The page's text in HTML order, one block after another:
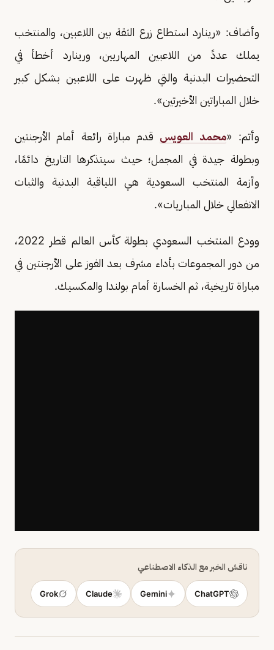
وأضاف: «رينارد استطاع زرع الثقة بين اللاعبين، والمنتخب
يملك عددً من اللاعبين المهاريين، ورينارد أخطأ في
التحضيرات البدنية والتي ظهرت على اللاعبين بشكل كبير
خلال المباراتين الأخيرتين».
وأتم: «محمد العويس قدم مباراة رائعة أمام الأرجنتين
وبطولة جيدة في المجمل؛ حيث سيتذكرها التاريخ دائمًا،
وأزمة المنتخب السعودية هي اللياقية البدنية والثبات
الانفعالي خلال المباريات».
وودع المنتخب السعودي بطولة كأس العالم قطر 2022،
من دور المجموعات بأداء مشرف بعد الفوز على الأرجنتين في
مباراة تاريخية، ثم الخسارة أمام بولندا والمكسيك.
ناقش الخبر مع الذكاء الاصطناعي
ChatGPT
Gemini
Claude
Grok